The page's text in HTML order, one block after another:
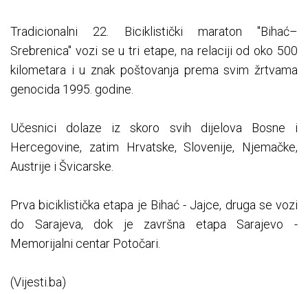
Tradicionalni 22. Biciklistički maraton "Bihać–
Srebrenica" vozi se u tri etape, na relaciji od oko 500
kilometara i u znak poštovanja prema svim žrtvama
genocida 1995. godine.
Učesnici dolaze iz skoro svih dijelova Bosne i
Hercegovine, zatim Hrvatske, Slovenije, Njemačke,
Austrije i Švicarske.
Prva biciklistička etapa je Bihać - Jajce, druga se vozi
do Sarajeva, dok je završna etapa Sarajevo -
Memorijalni centar Potočari.
(Vijesti.ba)